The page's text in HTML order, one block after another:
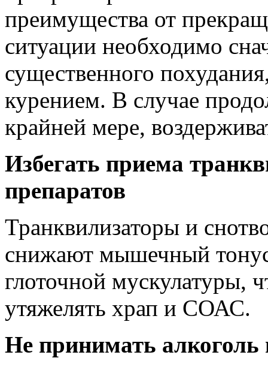
преимущества от
ситуации необходимо
существенного
курением. В случае
крайней мере,
Избегать приема
препаратов
Транквилизаторы и
снижают мышечный
глоточной мускулатуры,
утяжелять храп и СОАС.
Не принимать алкоголь